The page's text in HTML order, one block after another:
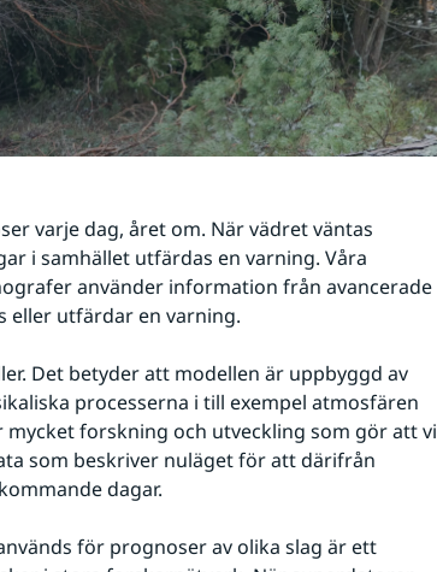
varje dag, året om. När vädret väntas
i samhället utfärdas en varning. Våra
använder information från avancerade
eller utfärdar en varning.
Det betyder att modellen är uppbyggd av
processerna i till exempel atmosfären
forskning och utveckling som gör att vi
som beskriver nuläget för att därifrån
dagar.
för prognoser av olika slag är ett